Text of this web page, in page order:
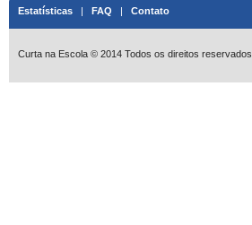
Estatísticas | FAQ | Contato
Curta na Escola © 2014 Todos os direitos reservados.